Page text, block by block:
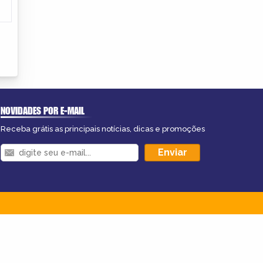
NOVIDADES POR E-MAIL
Receba grátis as principais notícias, dicas e promoções